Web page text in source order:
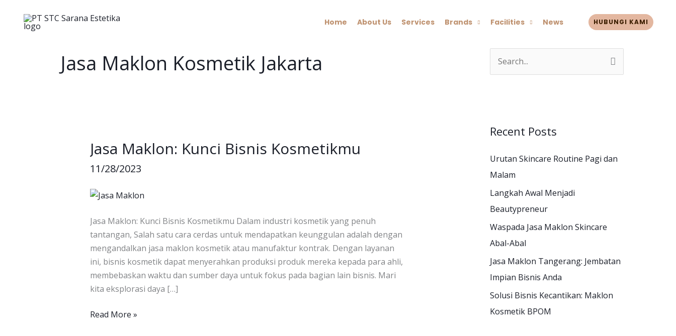
Home About Us Services Brands Facilities News HUBUNGI KAMI
Jasa Maklon Kosmetik Jakarta
Jasa Maklon: Kunci Bisnis Kosmetikmu
11/28/2023
Jasa Maklon: Kunci Bisnis Kosmetikmu Dalam industri kosmetik yang penuh
tantangan, Salah satu cara cerdas untuk mendapatkan keunggulan adalah dengan
mengandalkan jasa maklon kosmetik atau manufaktur kontrak. Dengan layanan
ini, bisnis kosmetik dapat menyerahkan produksi produk mereka kepada para ahli,
membebaskan waktu dan sumber daya untuk fokus pada bagian lain bisnis. Mari
kita eksplorasi daya […]
Jasa
Maklon:
Kunci
Kosmetikmu
Read More »
c
f
o
r
:
Recent Posts
Urutan Skincare Routine Pagi dan
Malam
Langkah Awal Menjadi
Beautypreneur
Waspada Jasa Maklon Skincare
Abal-Abal
Jasa Maklon Tangerang: Jembatan
Impian Bisnis Anda
Solusi Bisnis Kecantikan: Maklon
Kosmetik BPOM